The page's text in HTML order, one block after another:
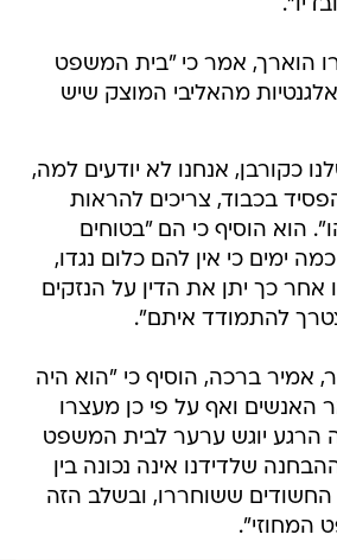
הוארך, אמר כי "בית המשפט
מהאליבי המוצק שיש
כקורבן, אנחנו לא יודעים למה,
בכבוד, צריכים להראות
הוא הוסיף כי הם "בטוחים
ימים כי אין להם כלום נגדו,
אחר כך יתן את הדין על הנזקים
להתמודד איתם".
אמיר ברכה, הוסיף כי "הוא היה
האנשים ואף על פי כן מעצרו
הרגע יוגש ערער לבית המשפט
שלדידנו אינה נכונה בין
ששוחררו, ובשלב הזה
המחוזי".